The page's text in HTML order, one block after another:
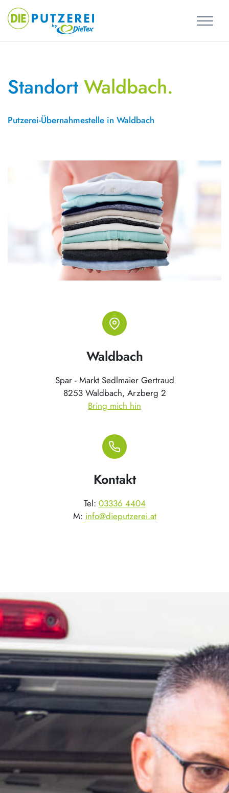
Skip
content
Standort Waldbach.
Putzerei-Übernahmestelle in Waldbach
Waldbach
Spar - Markt Sedlmaier Gertraud
8253 Waldbach, Arzberg 2
Bring mich hin
Kontakt
Tel: 03336 4404
M: info@dieputzerei.at